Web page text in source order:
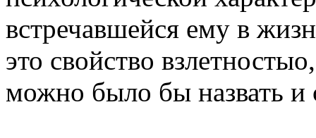
встречавшейся ему в
это свойство
можно было бы назвать и